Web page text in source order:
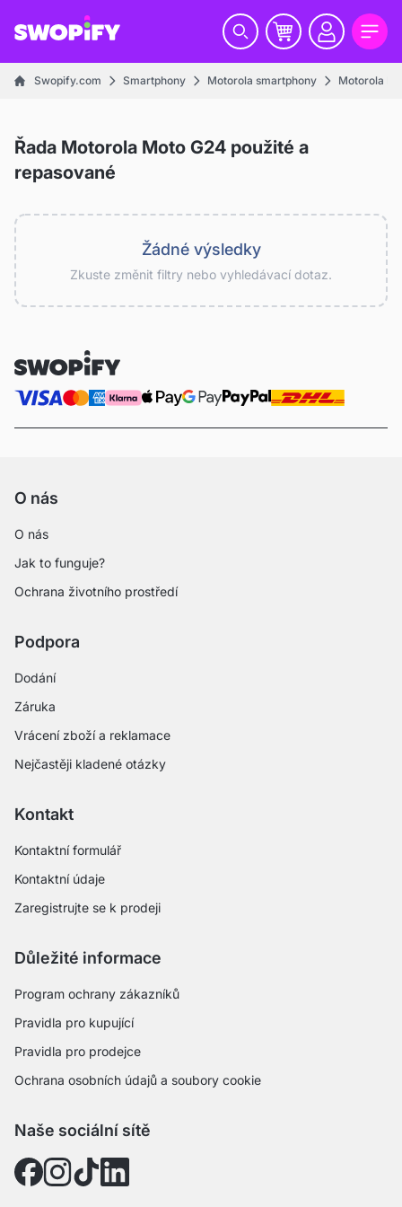
Swopify.com Smartphony Motorola smartphony Motorola
Řada Motorola Moto G24 použité a
repasované
Žádné výsledky
Zkuste změnit filtry nebo vyhledávací dotaz.
O nás
O nás
Jak to funguje?
Ochrana životního prostředí
Podpora
Dodání
Záruka
Vrácení zboží a reklamace
Nejčastěji kladené otázky
Kontakt
Kontaktní formulář
Kontaktní údaje
Zaregistrujte se k prodeji
Důležité informace
Program ochrany zákazníků
Pravidla pro kupující
Pravidla pro prodejce
Ochrana osobních údajů a soubory cookie
Naše sociální sítě